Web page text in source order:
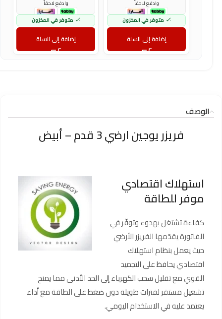
وادفع لاحقاً
متوفر في المخزون
إضافة إلى السلة
وادفع لاحقاً
متوفر في المخزون
إضافة إلى السلة
الوصف
فريزر يوجين ارضي 3 قدم – أبيض
استهلاك اقتصادي
موفر للطاقة
كفاءة تشتغل بهدوء وتوفّر في
الفاتورة يقدّمها الفريزر الأرضي
حيث يعمل بنظام استهلاك
اقتصادي يحافظ على التجميد
القوي مع تقليل سحب الكهرباء إلى الحد الأدنى مما يمنح
تشغيل مستقر لفترات طويلة دون ضغط على الطاقة مع أداء
يعتمد عليه في الاستخدام اليومي.